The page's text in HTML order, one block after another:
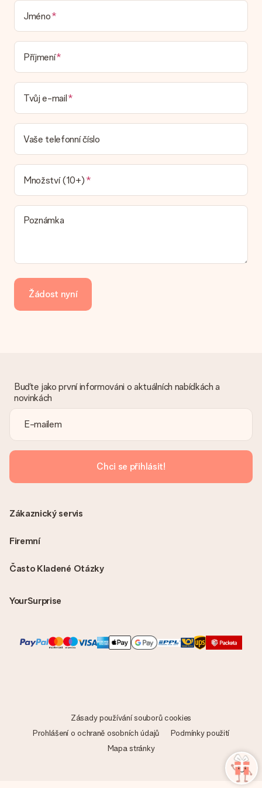
která by zabalila váš dárek. Dárky dodáváme ve slavnostním
balení. To znamená, že váš dar je připraven být doručen nebo
Dodací lhůta, možnosti dodání a náklady na
doručení
Mohu si vybrat datum dodání?
Není možné zvolit konkrétní datum dodání.
Jaká je dodací lhůta a kdy dostávám dárek?
Dodací lhůtu naleznete na stránce produktu. Můžete věřit, že
náš dopravce vám dodá váš dárek.
Jaké možnosti doručení si mohu vybrat?
V současné době není možné zvolit možnost doručení. Dárek,
který chcete objednat, je buď odeslán jako balíček nebo jako
doručování poštovní schránky. Chcete vědět, na kterou
možnost spadá vaše objednávka? Kontaktujte prosím náš
zákaznický servis.
Jak mohu zaplatit objednávku?
kartu, fakturu přes Klarna nebo ruční převod. V případě ručního
převodu platby prosím vezměte v úvahu dodací lhůtu 3 dny
navíc.
vhodné řešení.
Je faktura odeslána spolu s objednávkou?
vždy v potvrzovacím e-mailu a vždy ji najdete ve svém účtu
MySurprise. To znamená, že můžete dar doručit přímo
příjemci, což je opravdovým překvapením!
Jméno
Příjmení
Tvůj e-mail
Vaše telefonní číslo
Množství (10+)
Poznámka
Žádost nyní
Buďte jako první informováni o aktuálních nabídkách a
novinkách
Chci se přihlásit!
Často Kladené Otázky
YourSurprise
Zákaznický servis
Firemní
Zásady používání souborů cookies
Prohlášení o ochraně osobních údajů
Podmínky použití
Mapa stránky